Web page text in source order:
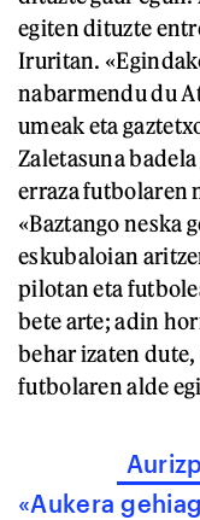
egiten dituzte
Iruritan.
nabarmendu du
umeak eta
Zaletasuna
erraza futbolaren
«Baztango neska
eskubaloian
pilotan eta
bete arte; adin
behar izaten
futbolaren alde
«Aukera